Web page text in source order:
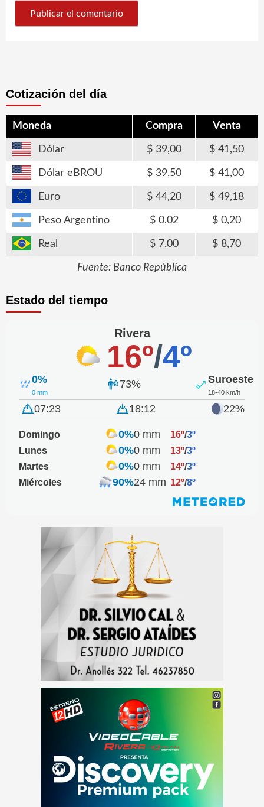
Cotización del día
Moneda Compra Venta
Dólar 39,00 41,50
Dólar eBROU 39,50 41,00
Euro 44,20 49,18
Peso Argentino 0,02 0,20
Real 7,00 8,70
Fuente: Banco República
Estado del tiempo
Rivera
16º/4º
0%
0 mm
73% Suroeste
18-40 km/h
07:23 18:12 22%
Domingo 0%0 mm 16º/3º
Lunes
0%0 mm 13º/3º
Martes
0%0 mm 14º/3º
Miércoles
90%24 mm 12º/8º